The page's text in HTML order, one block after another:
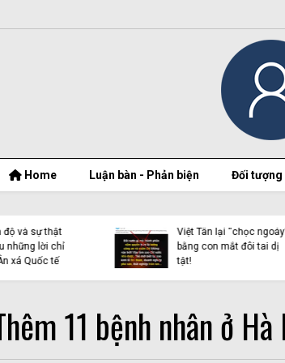
Home Luận bàn - Phản biện Đối tượng
Việt Tân lại xuyên tạc về
cầu phao Phong Châu
11 bệnh nhân ở